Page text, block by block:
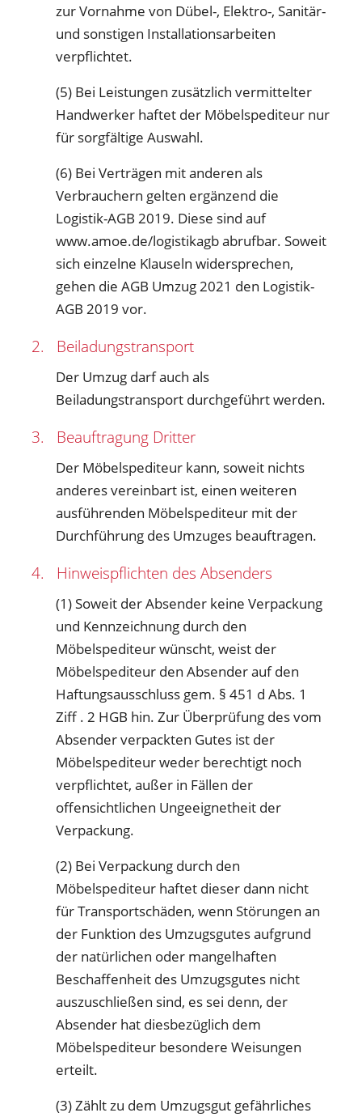
zur Vornahme von Dübel-, Elektro-, Sanitär-
und sonstigen Installationsarbeiten
verpflichtet.
(5) Bei Leistungen zusätzlich vermittelter
Handwerker haftet der Möbelspediteur nur
für sorgfältige Auswahl.
(6) Bei Verträgen mit anderen als
Verbrauchern gelten ergänzend die
Logistik-AGB 2019. Diese sind auf
www.amoe.de/logistikagb abrufbar. Soweit
sich einzelne Klauseln widersprechen,
gehen die AGB Umzug 2021 den Logistik-
AGB 2019 vor.
2. Beiladungstransport
Der Umzug darf auch als
Beiladungstransport durchgeführt werden.
3. Beauftragung Dritter
Der Möbelspediteur kann, soweit nichts
anderes vereinbart ist, einen weiteren
ausführenden Möbelspediteur mit der
Durchführung des Umzuges beauftragen.
4. Hinweispflichten des Absenders
(1) Soweit der Absender keine Verpackung
und Kennzeichnung durch den
Möbelspediteur wünscht, weist der
Möbelspediteur den Absender auf den
Haftungsausschluss gem. § 451 d Abs. 1
Ziff . 2 HGB hin. Zur Überprüfung des vom
Absender verpackten Gutes ist der
Möbelspediteur weder berechtigt noch
verpflichtet, außer in Fällen der
offensichtlichen Ungeeignetheit der
Verpackung.
(2) Bei Verpackung durch den
Möbelspediteur haftet dieser dann nicht
für Transportschäden, wenn Störungen an
der Funktion des Umzugsgutes aufgrund
der natürlichen oder mangelhaften
Beschaffenheit des Umzugsgutes nicht
auszuschließen sind, es sei denn, der
Absender hat diesbezüglich dem
Möbelspediteur besondere Weisungen
erteilt.
(3) Zählt zu dem Umzugsgut gefährliches